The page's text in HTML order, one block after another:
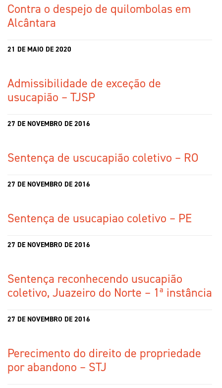
Contra o despejo de quilombolas em
Alcântara
21 DE MAIO DE 2020
Admissibilidade de exceção de
usucapião – TJSP
27 DE NOVEMBRO DE 2016
Sentença de uscucapião coletivo – RO
27 DE NOVEMBRO DE 2016
Sentença de usucapiao coletivo – PE
27 DE NOVEMBRO DE 2016
Sentença reconhecendo usucapião
coletivo, Juazeiro do Norte – 1ª instância
27 DE NOVEMBRO DE 2016
Perecimento do direito de propriedade
por abandono – STJ